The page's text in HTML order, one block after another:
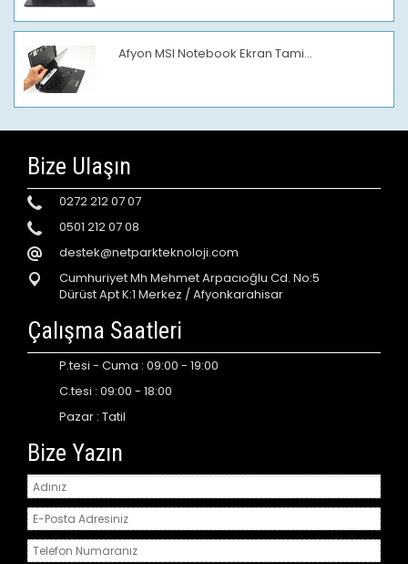
Afyon MSI Notebook Ekran Tami...
Bize Ulaşın
0272 212 07 07
0501 212 07 08
destek@netparkteknoloji.com
Cumhuriyet Mh Mehmet Arpacıoğlu Cd. No:5
Dürüst Apt K:1 Merkez / Afyonkarahisar
Çalışma Saatleri
P.tesi - Cuma : 09:00 - 19:00
C.tesi : 09:00 - 18:00
Pazar : Tatil
Bize Yazın